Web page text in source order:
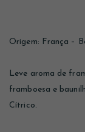
Origem: França –
Leve aroma de
framboesa e
Cítrico.